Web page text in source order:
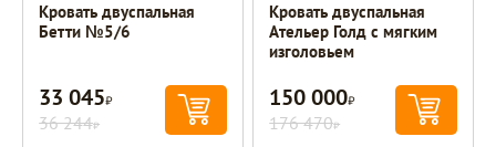
Кровать двуспальная
Бетти №5/6
33 045Р
36 244Р
Кровать двуспальная
Ательер Голд с мягким
изголовьем
150 000Р
176 470Р